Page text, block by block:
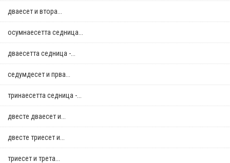
дваесет и втора...
осумнaесетта седница...
дваесетта седница -...
седумдесет и прва...
тринаесетта седница -...
двестe дваесет и...
двестe триесет и...
триесет и трета...